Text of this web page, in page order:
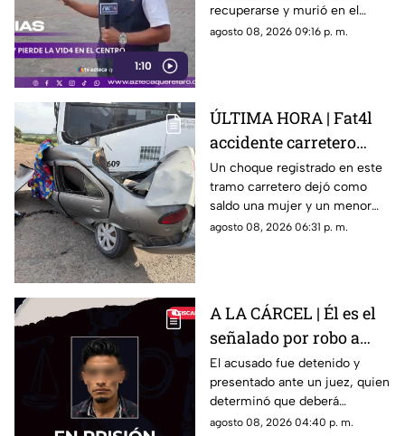
1:10
recuperarse y murió en el
lugar.
agosto 08, 2026 09:16 p. m.
ÚLTIMA HORA | Fat4l
accidente carretero
deja una mujer y un
niño mu3rtos en San
Juan del Río
Un choque registrado en este
tramo carretero dejó como
saldo una mujer y un menor
sin vida, además de una
agosto 08, 2026 06:31 p. m.
A LA CÁRCEL | Él es el
señalado por robo a
una casa en Santa Rosa
Jáuregui
El acusado fue detenido y
presentado ante un juez, quien
determinó que deberá
permanecer en prisión
agosto 08, 2026 04:40 p. m.